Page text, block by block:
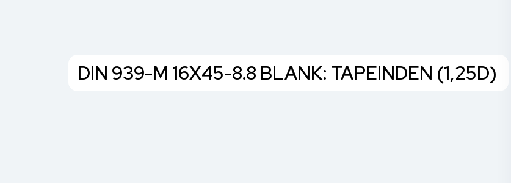
DIN 939-M 16X45-8.8 BLANK: TAPEINDEN (1,25D)